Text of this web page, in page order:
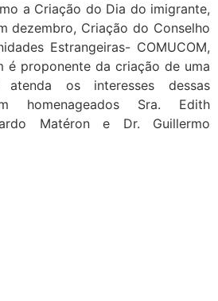
a Criação do Dia do imigrante,
dezembro, Criação do Conselho
Estrangeiras- COMUCOM,
é proponente da criação de uma
atenda os interesses dessas
homenageados Sra. Edith
Matéron e Dr. Guillermo